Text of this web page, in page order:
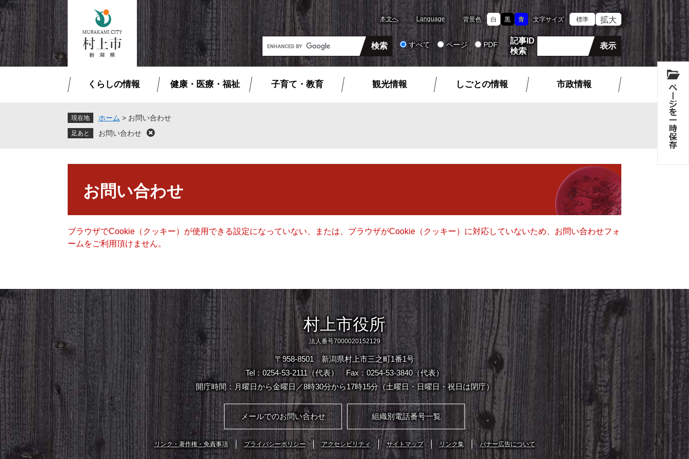
ペ
ー
ジ
の
先
頭
メ
ニ
ュ
ー
を
飛
本文へ Language 背景色 白 黒 青 文字サイズ 標準 拡大
G
o
o
検
すべて ページ PDF
記事ID
検索
くらしの情報 健康・医療・福祉 子育て・教育 観光情報 しごとの情報 市政情報
現在地 ホーム > お問い合わせ
お問い合わせ
閉
お問い合わせ
ブラウザでCookie（クッキー）が使用できる設定になっていない、または、ブラウザがCookie（クッキー）に対応していないため、お問い合わせフォ
ームをご利用頂けません。
村上市役所
法人番号7000020152129
〒958-8501 新潟県村上市三之町1番1号
Tel：0254-53-2111（代表）
Fax：0254-53-3840（代表）
開庁時間：月曜日から金曜日／8時30分から17時15分（土曜日・日曜日・祝日は閉庁）
メールでのお問い合わせ 組織別電話番号一覧
リンク・著作権・免責事項 プライバシーポリシー アクセシビリティ サイトマップ リンク集 バナー広告について